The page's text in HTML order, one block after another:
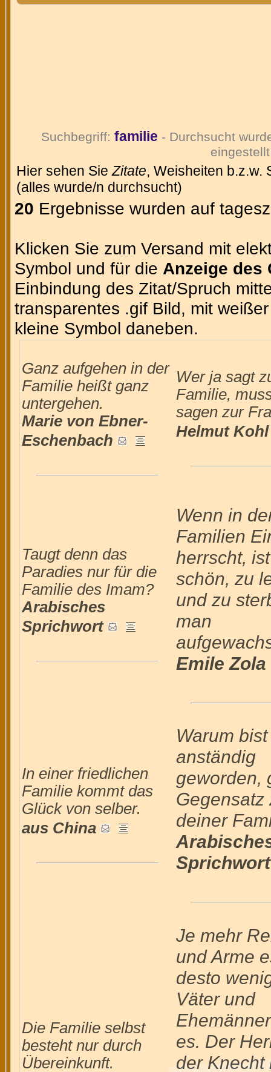
Suchbegriff: familie - Durchsucht
Hier sehen SieZitate, Weisheiten b.z.w.
(alles wurde/n durchsucht)
20 Ergebnisse wurden auf
Klicken Sie zum Versand mit
Symbol und für die Anzeige des
Einbindung des Zitat/Spruch
transparentes .gif Bild, mit
kleine Symbol daneben.
Ganz aufgehen in der
Familie heißt ganz
untergehen.
Marie von Ebner-
Eschenbach
Wer ja sagt
Familie,
sagen zur
Helmut Kohl
Taugt denn das
Paradies nur für die
Familie des Imam?
Arabisches
Sprichwort
Wenn in
Familien
herrscht,
schön, zu
und zu
man
Emile Zola
In einer friedlichen
Familie kommt das
Glück von selber.
aus China
Warum
anständig
geworden,
Gegensatz
deiner
Sprichwort
Die Familie selbst
besteht nur durch
Übereinkunft.
Je mehr
und Arme
desto
Väter und
es. Der
der Knecht